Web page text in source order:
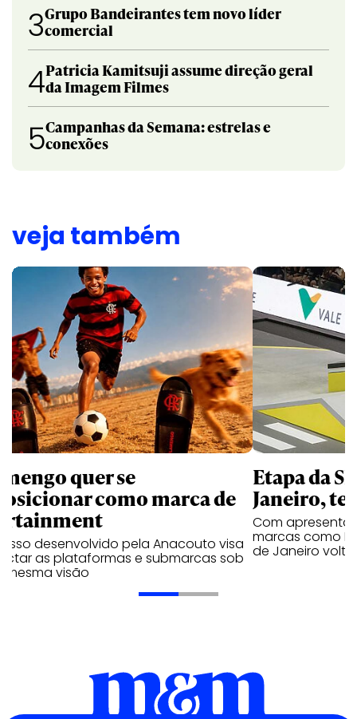
3Grupo Bandeirantes tem novo líder
comercial
4Patricia Kamitsuji assume direção geral
da Imagem Filmes
5Campanhas da Semana: estrelas e
conexões
veja também
quer se
como marca de
desenvolvido pela Anacouto visa
as plataformas e submarcas sob
mesma visão
Etapa da
Janeiro,
Com
marcas como
de Janeiro